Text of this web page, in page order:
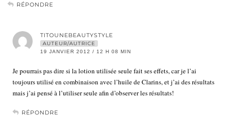
RÉPONDRE
TITOUNEBEAUTYSTYLE
AUTEUR/AUTRICE
19 JANVIER 2012 / 12 H 08 MIN
Je pourrais pas dire si la lotion utilisée seule fait ses effets, car je l’ai
toujours utilisé en combinaison avec l’huile de Clarins, et j’ai des résultats
mais j’ai pensé à l’utiliser seule afin d’observer les résultats!
RÉPONDRE